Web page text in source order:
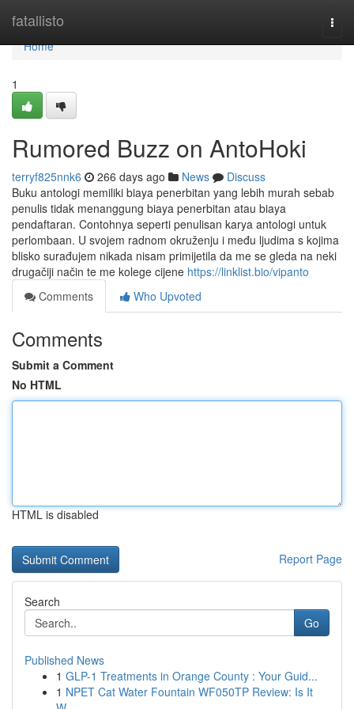
fatallisto
Home
Home
1
Rumored Buzz on AntoHoki
terryf825nnk6 266 days ago News
Discuss
Buku antologi memiliki biaya penerbitan yang lebih murah sebab
penulis tidak menanggung biaya penerbitan atau biaya
pendaftaran. Contohnya seperti penulisan karya antologi untuk
perlombaan. U svojem radnom okruženju i među ljudima s kojima
blisko surađujem nikada nisam primijetila da me se gleda na neki
drugačiji način te me kolege cijene https://linklist.bio/vipanto
Comments
Who Upvoted
Comments
Submit a Comment
No HTML
HTML is disabled
Report Page
Search
Go
Published News
1 GLP-1 Treatments in Orange County : Your Guid...
1 NPET Cat Water Fountain WF050TP Review: Is It